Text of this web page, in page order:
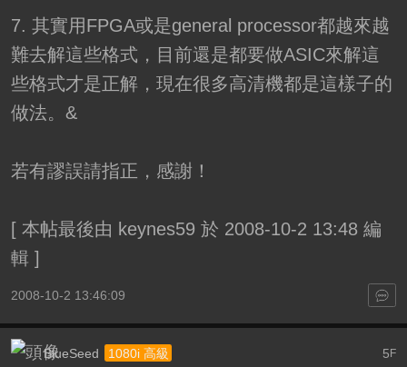
7. 其實用FPGA或是general processor都越來越
難去解這些格式，目前還是都要做ASIC來解這
些格式才是正解，現在很多高清機都是這樣子的
做法。&
若有謬誤請指正，感謝！
[本帖最後由 keynes59 於 2008-10-2 13:48 編
輯 ]
2008-10-2 13:46:09
5F
BlueSeed 1080i 高級